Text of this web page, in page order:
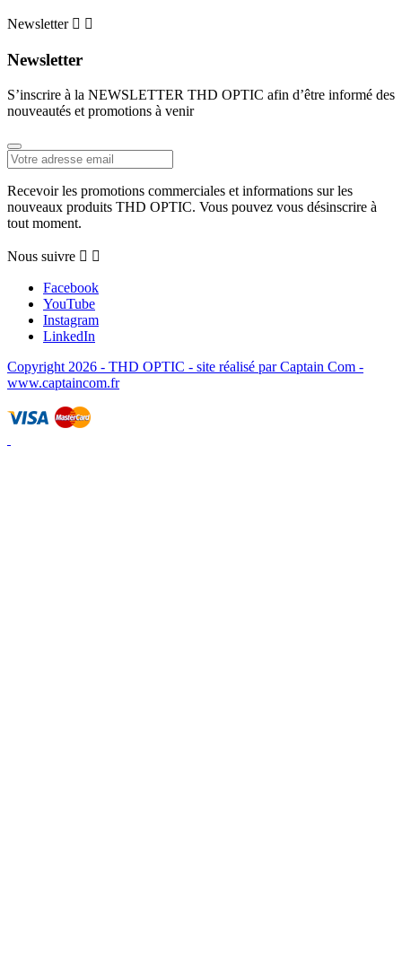
Newsletter  
Newsletter
S’inscrire à la NEWSLETTER THD OPTIC afin d’être informé des
nouveautés et promotions à venir
Recevoir les promotions commerciales et informations sur les
nouveaux produits THD OPTIC. Vous pouvez vous désinscrire à
tout moment.
Nous suivre  
Facebook
YouTube
Instagram
LinkedIn
Copyright 2026 - THD OPTIC - site réalisé par Captain Com -
www.captaincom.fr